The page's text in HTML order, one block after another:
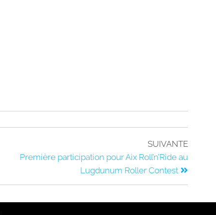
SUIVANTE
Première participation pour Aix Roll’n’Ride au
Lugdunum Roller Contest